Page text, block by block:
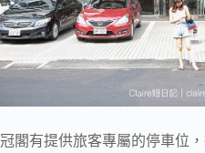
冠閣有提供旅客專屬的停車位